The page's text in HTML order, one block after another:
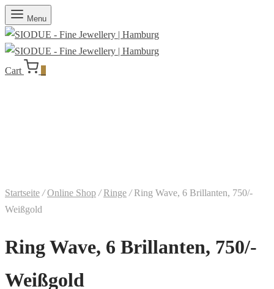
Menu
Cart
Startseite / Online Shop / Ringe /Ring Wave, 6 Brillanten, 750/-
Weißgold
Ring Wave, 6 Brillanten, 750/-
Weißgold